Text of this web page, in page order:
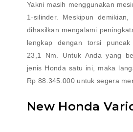
Yakni masih menggunakan
1-silinder. Meskipun
dihasilkan mengalami
lengkap dengan torsi puncak
23,1 Nm. Untuk Anda yang
jenis Honda satu ini, maka
Rp 88.345.000 untuk segera
New Honda